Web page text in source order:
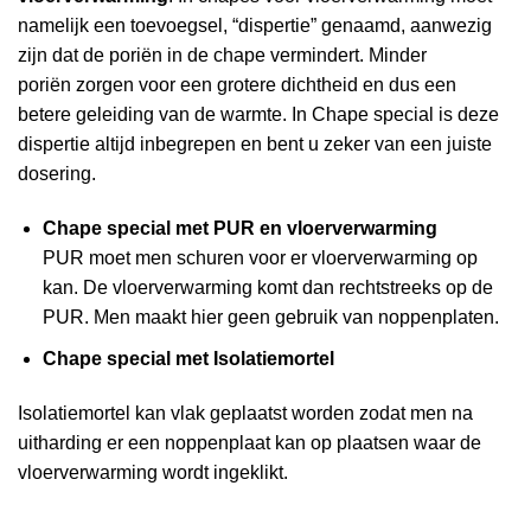
namelijk een toevoegsel, “dispertie” genaamd, aanwezig
zijn dat de poriën in de chape vermindert. Minder
poriën zorgen voor een grotere dichtheid en dus een
betere geleiding van de warmte. In Chape special is deze
dispertie altijd inbegrepen en bent u zeker van een juiste
dosering.
Chape special met PUR en vloerverwarming
PUR moet men schuren voor er vloerverwarming op
kan. De vloerverwarming komt dan rechtstreeks op de
PUR. Men maakt hier geen gebruik van noppenplaten.
Chape special met Isolatiemortel
Isolatiemortel kan vlak geplaatst worden zodat men na
uitharding er een noppenplaat kan op plaatsen waar de
vloerverwarming wordt ingeklikt.